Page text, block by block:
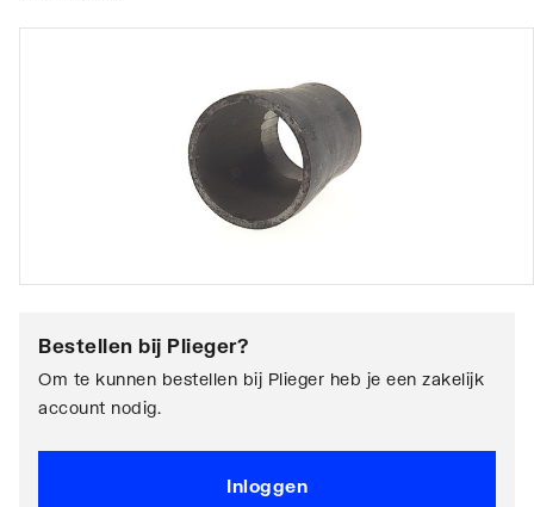
Bestellen bij Plieger?
Om te kunnen bestellen bij Plieger heb je een zakelijk
account nodig.
Inloggen